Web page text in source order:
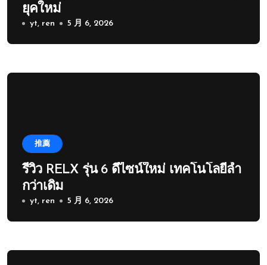
ยุคใหม่
yt, ren 5 月 6, 2026
推薦
รีวิว RELX รุ่น 6 ดีไซน์ใหม่ เทคโนโลยีล้ำ
กว่าเดิม
yt, ren 5 月 6, 2026